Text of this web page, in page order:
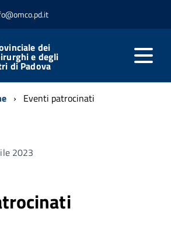
dei
e degli
di Padova
Eventi patrocinati
2023